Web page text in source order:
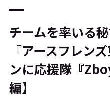
チームを率いる
『アースフレン
ンに応援隊『
編】